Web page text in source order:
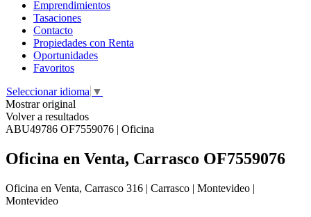
Emprendimientos
Tasaciones
Contacto
Propiedades con Renta
Oportunidades
Favoritos
Seleccionar idioma ▼
Mostrar original
Volver a resultados
ABU49786 OF7559076 | Oficina
Oficina en Venta, Carrasco OF7559076
Oficina en Venta, Carrasco 316 | Carrasco | Montevideo |
Montevideo